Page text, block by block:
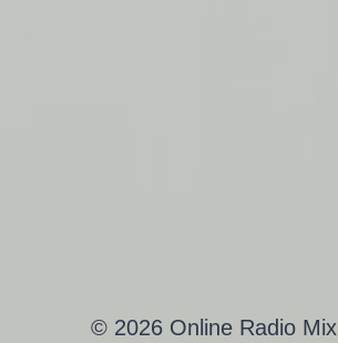
© 2026 Online Radio Mix